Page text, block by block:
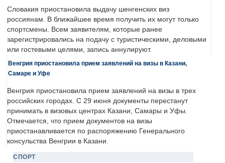
Словакия приостановила выдачу шенгенских виз
россиянам. В ближайшее время получить их могут только
спортсмены. Всем заявителям, которые ранее
зарегистрировались на подачу с туристическими, деловыми
или гостевыми целями, запись аннулируют.
Венгрия приостановила прием заявлений на визы в Казани,
Самаре и Уфе
Венгрия приостановила прием заявлений на визы в трех
российских городах. С 29 июня документы перестанут
принимать в визовых центрах Казани, Самары и Уфы.
Отмечается, что прием документов на визы
приостанавливается по распоряжению Генерального
консульства Венгрии в Казани.
СПОРТ